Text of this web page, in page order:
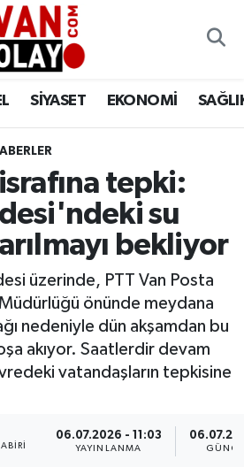
SİYASET EKONOMİ
tepki:
su
bekliyor
üzerinde, PTT Van Posta
Müdürlüğü önünde meydana
nedeniyle dün akşamdan bu
akıyor. Saatlerdir devam
vatandaşların tepkisine
06.07.2026 - 11:03
YAYINLANMA
Haritası
ve Fikstür